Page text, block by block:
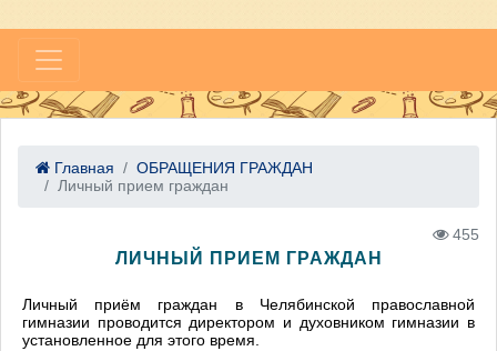
Главная
ОБРАЩЕНИЯ ГРАЖДАН
Личный прием граждан
455
ЛИЧНЫЙ ПРИЕМ ГРАЖДАН
Личный приём граждан в Челябинской православной
гимназии проводится директором и духовником гимназии в
установленное для этого время.